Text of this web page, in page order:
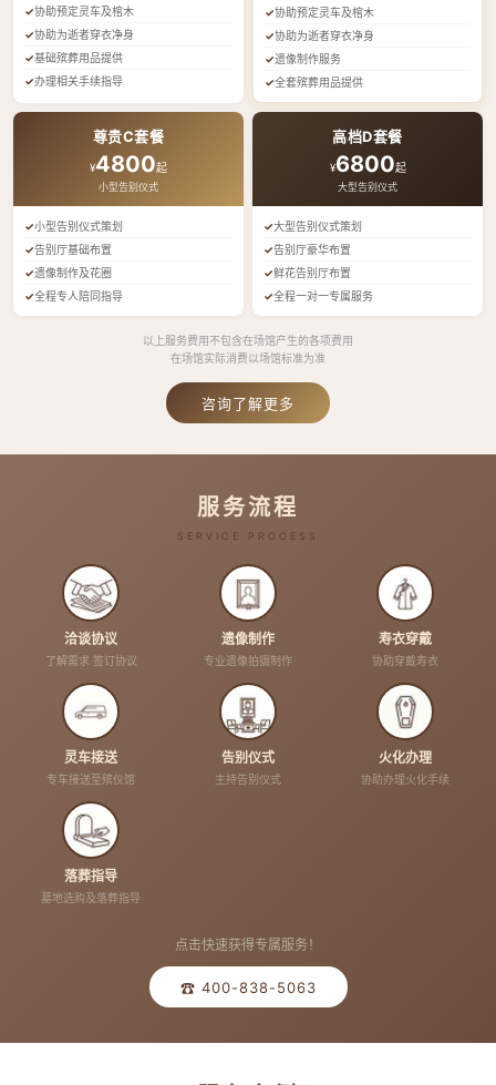
协助预定灵车及棺木
协助为逝者穿衣净身
基础殡葬用品提供
办理相关手续指导
协助预定灵车及棺木
协助为逝者穿衣净身
遗像制作服务
全套殡葬用品提供
尊贵C套餐
¥4800起
小型告别仪式
小型告别仪式策划
告别厅基础布置
遗像制作及花圈
全程专人陪同指导
高档D套餐
¥6800起
大型告别仪式
大型告别仪式策划
告别厅豪华布置
鲜花告别厅布置
全程一对一专属服务
以上服务费用不包含在场馆产生的各项费用
在场馆实际消费以场馆标准为准
咨询了解更多
服务流程
SERVICE PROCESS
洽谈协议
了解需求 签订协议
遗像制作
专业遗像拍摄制作
寿衣穿戴
协助穿戴寿衣
灵车接送
专车接送至殡仪馆
告别仪式
主持告别仪式
火化办理
协助办理火化手续
落葬指导
墓地选购及落葬指导
点击快速获得专属服务！
☎ 400-838-5063